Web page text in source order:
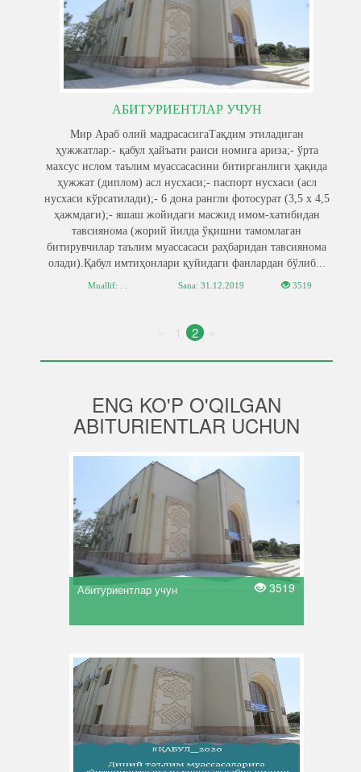
АБИТУРИЕНТЛАР УЧУН
Мир Араб олий мадрасасигаТақдим этиладиган
ҳужжатлар:- қабул ҳайъати раиси номига ариза;- ўрта
махсус ислом таълим муассасасини битирганлиги ҳақида
ҳужжат (диплом) асл нусхаси;- паспорт нусхаси (асл
нусхаси кўрсатилади);- 6 дона рангли фотосурат (3,5 х 4,5
ҳажмдаги);- яшаш жойидаги масжид имом-хатибидан
тавсиянома (жорий йилда ўқишни тамомлаган
битирувчилар таълим муассасаси раҳбаридан тавсиянома
олади).Қабул имтиҳонлари қуйидаги фанлардан бўлиб...
Muallif: . . Sana: 31.12.2019 3519
1 2
ENG KO'P O'QILGAN
ABITURIENTLAR UCHUN
Абитуриентлар учун 3519